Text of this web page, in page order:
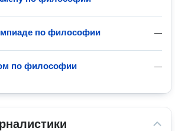
—
по философии
—
по философии